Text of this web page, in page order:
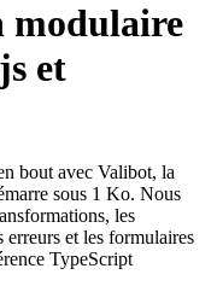
modulaire
et
bout avec Valibot, la
sous 1 Ko. Nous
les
erreurs et les formulaires
TypeScript